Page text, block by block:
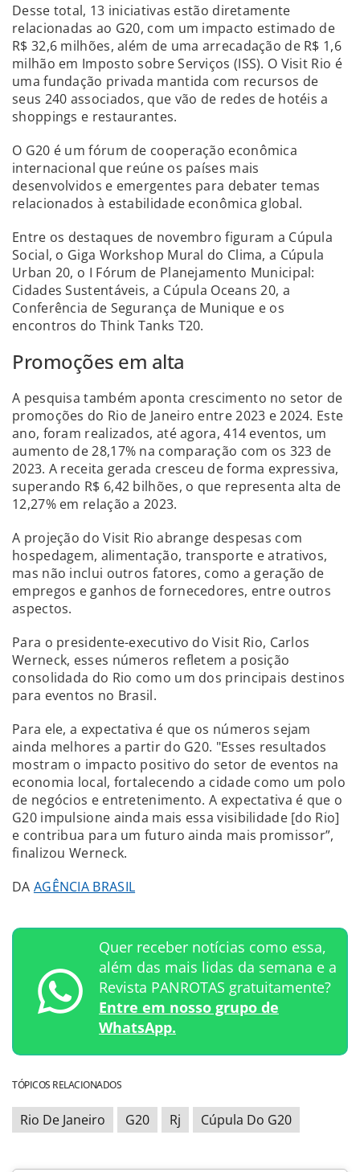
Desse total, 13 iniciativas estão diretamente
relacionadas ao G20, com um impacto estimado de
R$ 32,6 milhões, além de uma arrecadação de R$ 1,6
milhão em Imposto sobre Serviços (ISS). O Visit Rio é
uma fundação privada mantida com recursos de
seus 240 associados, que vão de redes de hotéis a
shoppings e restaurantes.
O G20 é um fórum de cooperação econômica
internacional que reúne os países mais
desenvolvidos e emergentes para debater temas
relacionados à estabilidade econômica global.
Entre os destaques de novembro figuram a Cúpula
Social, o Giga Workshop Mural do Clima, a Cúpula
Urban 20, o I Fórum de Planejamento Municipal:
Cidades Sustentáveis, a Cúpula Oceans 20, a
Conferência de Segurança de Munique e os
encontros do Think Tanks T20.
Promoções em alta
A pesquisa também aponta crescimento no setor de
promoções do Rio de Janeiro entre 2023 e 2024. Este
ano, foram realizados, até agora, 414 eventos, um
aumento de 28,17% na comparação com os 323 de
2023. A receita gerada cresceu de forma expressiva,
superando R$ 6,42 bilhões, o que representa alta de
12,27% em relação a 2023.
A projeção do Visit Rio abrange despesas com
hospedagem, alimentação, transporte e atrativos,
mas não inclui outros fatores, como a geração de
empregos e ganhos de fornecedores, entre outros
aspectos.
Para o presidente-executivo do Visit Rio, Carlos
Werneck, esses números refletem a posição
consolidada do Rio como um dos principais destinos
para eventos no Brasil.
Para ele, a expectativa é que os números sejam
ainda melhores a partir do G20. "Esses resultados
mostram o impacto positivo do setor de eventos na
economia local, fortalecendo a cidade como um polo
de negócios e entretenimento. A expectativa é que o
G20 impulsione ainda mais essa visibilidade [do Rio]
e contribua para um futuro ainda mais promissor”,
finalizou Werneck.
DA AGÊNCIA BRASIL
Quer receber notícias como essa,
além das mais lidas da semana e a
Revista PANROTAS gratuitamente?
Entre em nosso grupo de
WhatsApp.
TÓPICOS RELACIONADOS
Rio De Janeiro G20 Rj Cúpula Do G20